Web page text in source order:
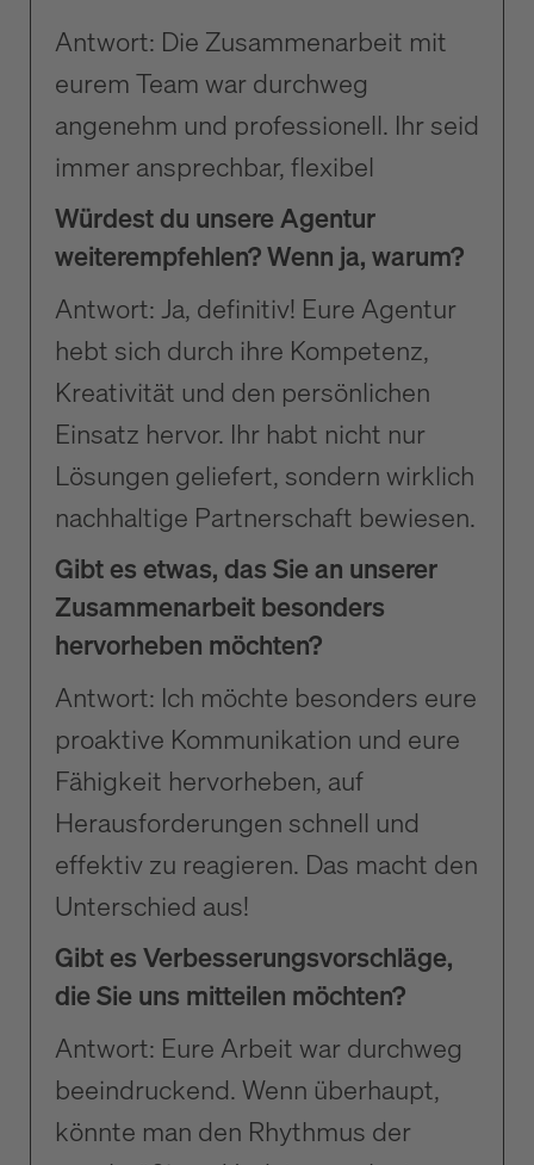
Antwort: Die Zusammenarbeit mit
eurem Team war durchweg
angenehm und professionell. Ihr seid
immer ansprechbar, flexibel
Würdest du unsere Agentur
weiterempfehlen? Wenn ja, warum?
Antwort: Ja, definitiv! Eure Agentur
hebt sich durch ihre Kompetenz,
Kreativität und den persönlichen
Einsatz hervor. Ihr habt nicht nur
Lösungen geliefert, sondern wirklich
nachhaltige Partnerschaft bewiesen.
Gibt es etwas, das Sie an unserer
Zusammenarbeit besonders
hervorheben möchten?
Antwort: Ich möchte besonders eure
proaktive Kommunikation und eure
Fähigkeit hervorheben, auf
Herausforderungen schnell und
effektiv zu reagieren. Das macht den
Unterschied aus!
Gibt es Verbesserungsvorschläge,
die Sie uns mitteilen möchten?
Antwort: Eure Arbeit war durchweg
beeindruckend. Wenn überhaupt,
könnte man den Rhythmus der